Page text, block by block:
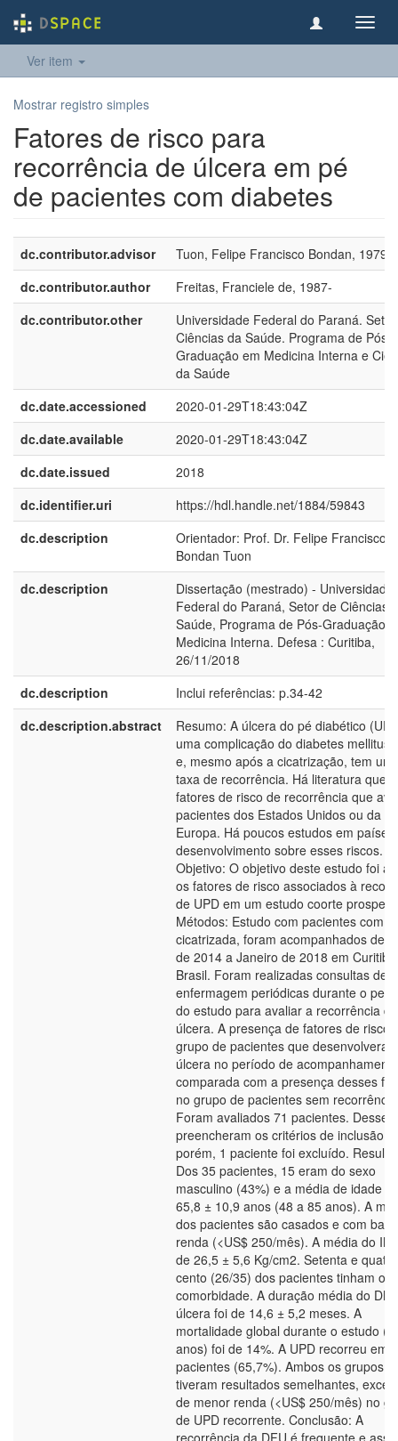
Ver item
Mostrar registro simples
Fatores de risco para
recorrência de úlcera em pé
de pacientes com diabetes
dc.contributor.advisor
Tuon, Felipe Francisco Bondan, 1979-
dc.contributor.author
Freitas, Franciele de, 1987-
dc.contributor.other
Universidade Federal do Paraná.
Ciências da Saúde. Programa de Pós-
Graduação em Medicina Interna e
da Saúde
dc.date.accessioned
2020-01-29T18:43:04Z
dc.date.available
2020-01-29T18:43:04Z
dc.date.issued
2018
dc.identifier.uri
https://hdl.handle.net/1884/59843
dc.description
Orientador: Prof. Dr. Felipe Francisco
Bondan Tuon
dc.description
Dissertação (mestrado) - Universidade
Federal do Paraná, Setor de Ciências
Saúde, Programa de Pós-Graduação
Medicina Interna. Defesa : Curitiba,
26/11/2018
dc.description
Inclui referências: p.34-42
dc.description.abstract
Resumo: A úlcera do pé diabético
uma complicação do diabetes mellitus
e, mesmo após a cicatrização, tem
taxa de recorrência. Há literatura que
fatores de risco de recorrência que
pacientes dos Estados Unidos ou da
Europa. Há poucos estudos em países
desenvolvimento sobre esses riscos.
Objetivo: O objetivo deste estudo foi
os fatores de risco associados à
de UPD em um estudo coorte
Métodos: Estudo com pacientes com
cicatrizada, foram acompanhados de
de 2014 a Janeiro de 2018 em
Brasil. Foram realizadas consultas de
enfermagem periódicas durante o
do estudo para avaliar a recorrência da
úlcera. A presença de fatores de risco
grupo de pacientes que
úlcera no período de
comparada com a presença desses
no grupo de pacientes sem
Foram avaliados 71 pacientes.
preencheram os critérios de inclusão,
porém, 1 paciente foi excluído.
Dos 35 pacientes, 15 eram do sexo
masculino (43%) e a média de idade
65,8 ± 10,9 anos (48 a 85 anos). A
dos pacientes são casados e com
renda (<US$ 250/mês). A média do
de 26,5 ± 5,6 Kg/cm2. Setenta e
cento (26/35) dos pacientes tinham
comorbidade. A duração média do DM
úlcera foi de 14,6 ± 5,2 meses. A
mortalidade global durante o estudo (4
anos) foi de 14%. A UPD recorreu em
pacientes (65,7%). Ambos os grupos
tiveram resultados semelhantes,
de menor renda (<US$ 250/mês) no
de UPD recorrente. Conclusão: A
recorrência da DFU é frequente e